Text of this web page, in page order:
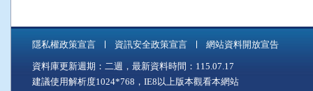
隱私權政策宣言 資訊安全政策宣言 網站資料開放宣告
資料庫更新週期：二週，最新資料時間：115.07.17
建議使用解析度1024*768，IE8以上版本觀看本網站